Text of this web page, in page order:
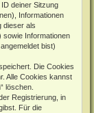
deiner Sitzung
Informationen
dieser als
sowie Informationen
bist)
Die Cookies
Alle Cookies kannst
löschen.
Registrierung, in
Für die